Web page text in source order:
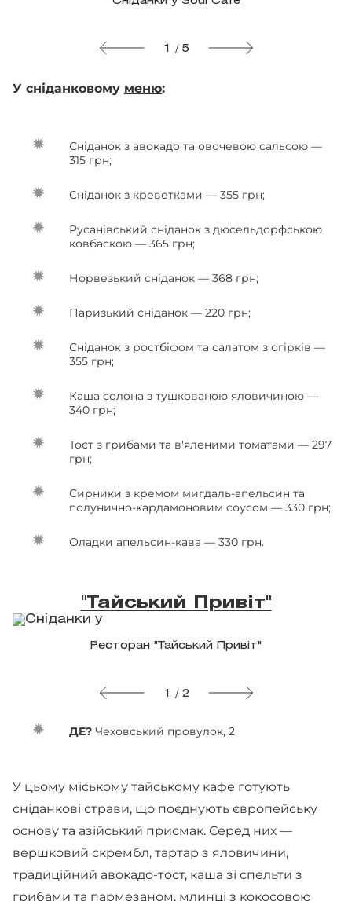
1 / 5
У сніданковому меню:
Сніданок з авокадо та овочевою сальсою —
315 грн;
Сніданок з креветками — 355 грн;
Русанівський сніданок з дюсельдорфською
ковбаскою — 365 грн;
Норвезький сніданок — 368 грн;
Паризький сніданок — 220 грн;
Сніданок з ростбіфом та салатом з огірків —
355 грн;
Каша солона з тушкованою яловичиною —
340 грн;
Тост з грибами та в'яленими томатами — 297
грн;
Сирники з кремом мигдаль-апельсин та
полунично-кардамоновим соусом — 330 грн;
Оладки апельсин-кава — 330 грн.
"Тайський Привіт"
Ресторан "Тайський Привіт"
1 / 2
ДЕ? Чеховський провулок, 2
У цьому міському тайському кафе готують
сніданкові страви, що поєднують європейську
основу та азійський присмак. Серед них —
вершковий скрембл, тартар з яловичини,
традиційний авокадо-тост, каша зі спельти з
грибами та пармезаном, млинці з кокосовою